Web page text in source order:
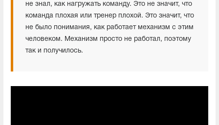
не знал, как нагружать команду. Это не значит, что
команда плохая или тренер плохой. Это значит, что
не было понимания, как работает механизм с этим
человеком. Механизм просто не работал, поэтому
так и получилось.